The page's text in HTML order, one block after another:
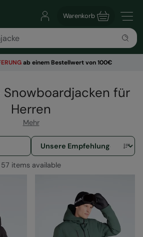
Warenkorb
ab einem Bestellwert von 100€
Snowboardjacken für
Herren
Mehr
57 items available